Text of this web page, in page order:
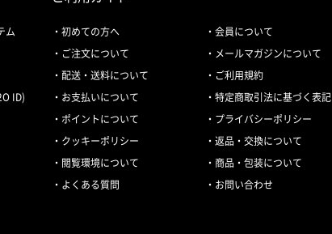
ム
ID)
初めての方へ
会員について
ご注文について
メールマガジンについて
配送・送料について
ご利用規約
お支払いについて
特定商取引法に基づく表記
ポイントについて
プライバシーポリシー
クッキーポリシー
返品・交換について
閲覧環境について
商品・包装について
よくある質問
お問い合わせ